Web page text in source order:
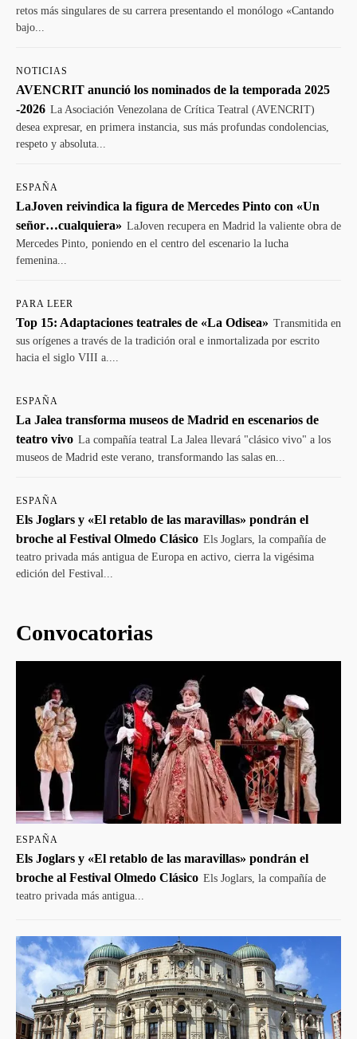
retos más singulares de su carrera presentando el monólogo «Cantando
bajo...
NOTICIAS
AVENCRIT anunció los nominados de la temporada 2025
-2026 La Asociación Venezolana de Crítica Teatral (AVENCRIT)
desea expresar, en primera instancia, sus más profundas condolencias,
respeto y absoluta...
ESPAÑA
LaJoven reivindica la figura de Mercedes Pinto con «Un
señor…cualquiera» LaJoven recupera en Madrid la valiente obra de
Mercedes Pinto, poniendo en el centro del escenario la lucha
femenina...
PARA LEER
Top 15: Adaptaciones teatrales de «La Odisea» Transmitida en
sus orígenes a través de la tradición oral e inmortalizada por escrito
hacia el siglo VIII a....
ESPAÑA
La Jalea transforma museos de Madrid en escenarios de
teatro vivo La compañía teatral La Jalea llevará "clásico vivo" a los
museos de Madrid este verano, transformando las salas en...
ESPAÑA
Els Joglars y «El retablo de las maravillas» pondrán el
broche al Festival Olmedo Clásico Els Joglars, la compañía de
teatro privada más antigua de Europa en activo, cierra la vigésima
edición del Festival...
Convocatorias
ESPAÑA
Els Joglars y «El retablo de las maravillas» pondrán el
broche al Festival Olmedo Clásico Els Joglars, la compañía de
teatro privada más antigua...